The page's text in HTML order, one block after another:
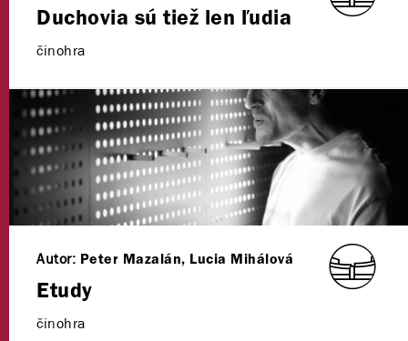
Duchovia sú tiež len ľudia
činohra
Autor: Peter Mazalán, Lucia Mihálová
Etudy
činohra